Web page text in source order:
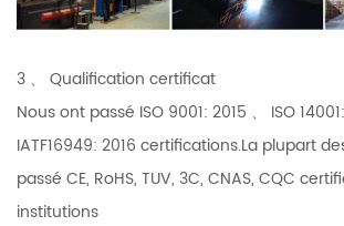
3 、 Qualification certificat
Nous ont passé ISO 9001: 2015 、 ISO 14001:
IATF16949: 2016 certifications.La plupart
passé CE, RoHS, TUV, 3C, CNAS, CQC
institutions